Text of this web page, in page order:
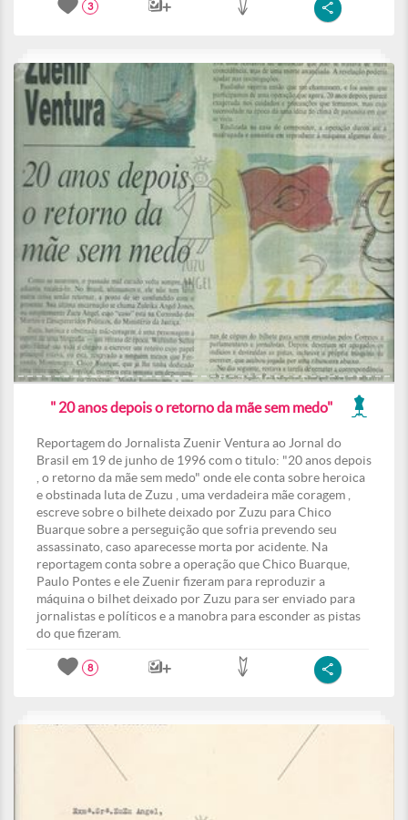
3
" 20 anos depois o retorno da mãe sem medo"
Reportagem do Jornalista Zuenir Ventura ao Jornal do
Brasil em 19 de junho de 1996 com o titulo: "20 anos depois
, o retorno da mãe sem medo" onde ele conta sobre heroica
e obstinada luta de Zuzu , uma verdadeira mãe coragem ,
escreve sobre o bilhete deixado por Zuzu para Chico
Buarque sobre a perseguição que sofria prevendo seu
assassinato, caso aparecesse morta por acidente. Na
reportagem conta sobre a operação que Chico Buarque,
Paulo Pontes e ele Zuenir fizeram para reproduzir a
máquina o bilhet deixado por Zuzu para ser enviado para
jornalistas e políticos e a manobra para esconder as pistas
do que fizeram.
8